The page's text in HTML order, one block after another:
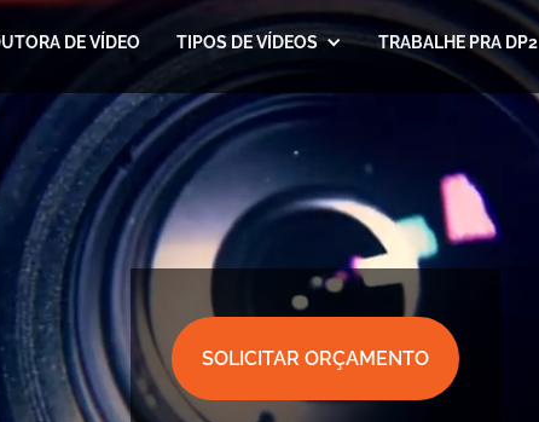
DE VÍDEO TIPOS DE VÍDEOS TRABALHE PRA DP2
SOLICITAR ORÇAMENTO